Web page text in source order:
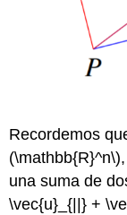
Recordemos
(\mathbb{R}^n\)
una suma de
\vec{u}_{||} +